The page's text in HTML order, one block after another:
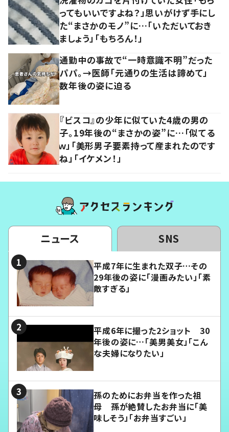
ってもいいですよね？」思いがけず手にし
た“まさかのモノ”に…「いただいておき
ましょう」「もちろん！」
通勤中の事故で“一時意識不明”だった
パパ。→医師「元通りの生活は諦めて」
数年後の姿に迫る
『ビスコ』の少年に似ていた4歳の男の
子。19年後の“まさかの姿”に…「似てる
ｗ」「美形男子要素持って産まれたのです
ね」「イケメン！」
ニュース SNS
平成7年に生まれた双子…その
29年後の姿に「漫画みたい」「素
敵すぎる」
平成6年に撮った2ショット 30
年後の姿に…「美男美女」「こん
な夫婦になりたい」
孫のためにお弁当を作った祖
母 孫が絶賛したお弁当に「美
味しそう」「お弁当すごい」